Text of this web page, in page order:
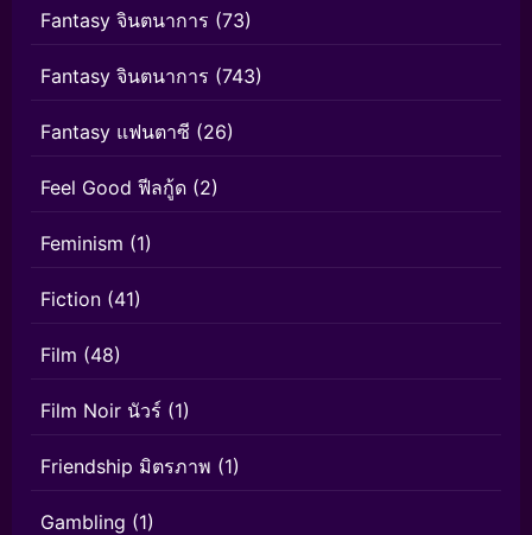
Fantasy จินตนาการ (73)
Fantasy จินตนาการ (743)
Fantasy แฟนตาซี (26)
Feel Good ฟีลกู้ด (2)
Feminism (1)
Fiction (41)
Film (48)
Film Noir นัวร์ (1)
Friendship มิตรภาพ (1)
Gambling (1)